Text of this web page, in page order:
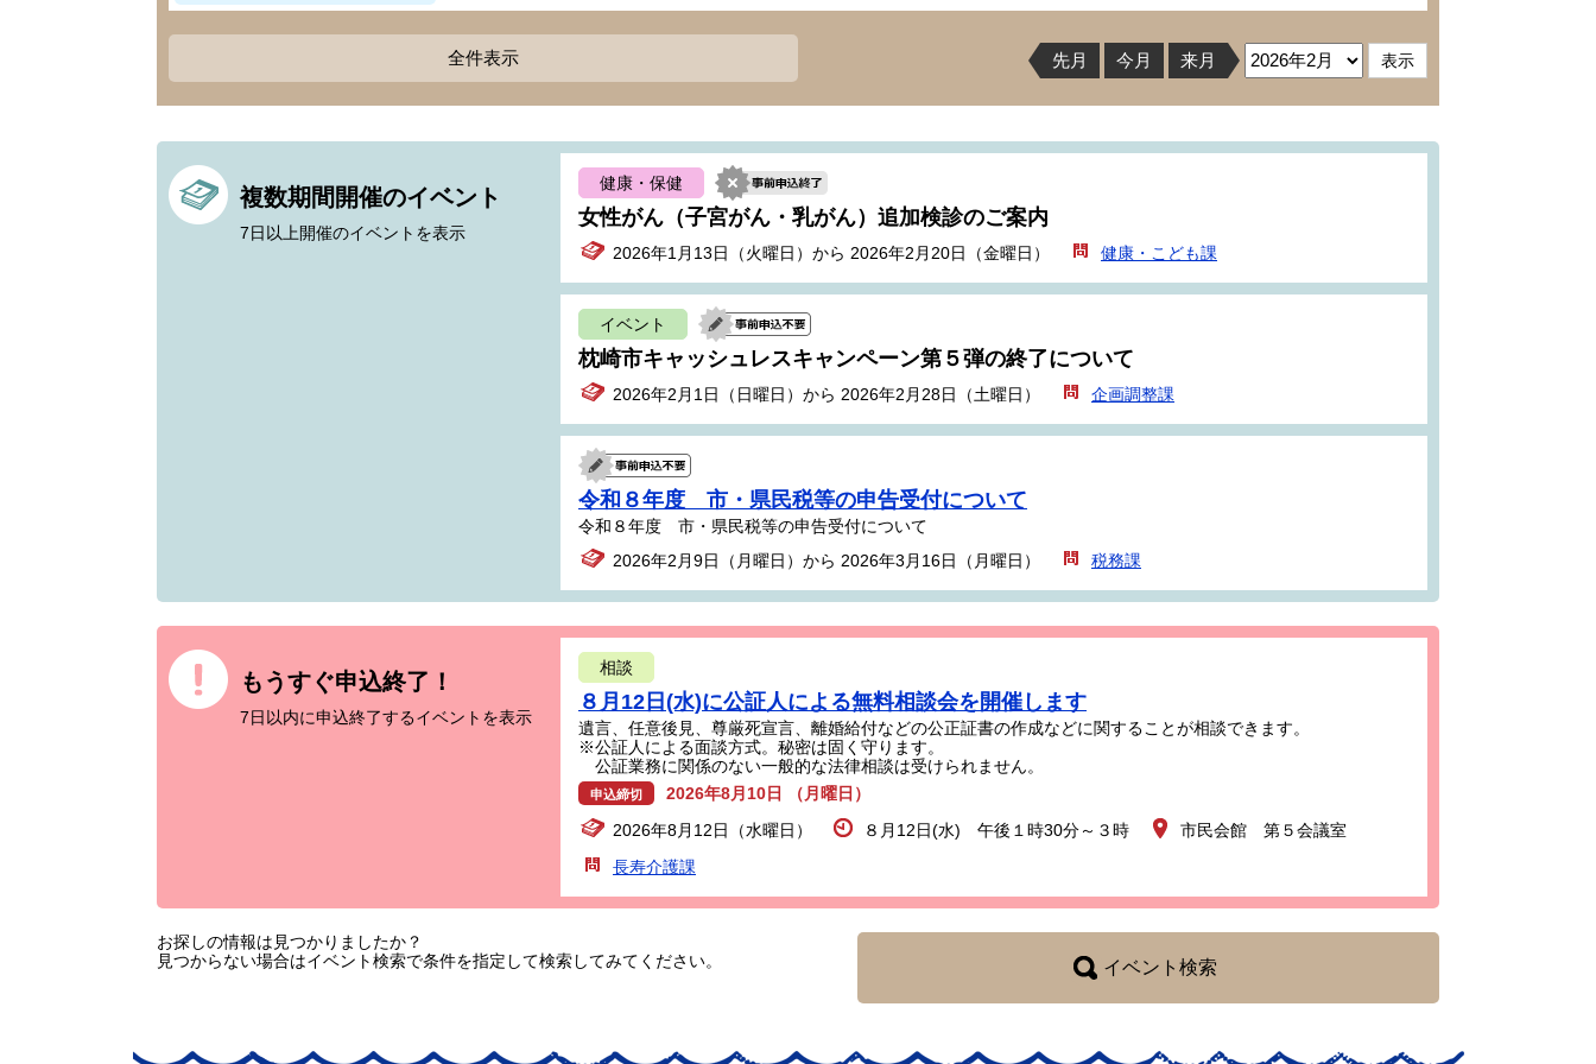
全件表示 先月 今月 来月
複数期間開催のイベント
7日以上開催のイベントを表示
健康・保健
女性がん（子宮がん・乳がん）追加検診のご案内
2026年1月13日（火曜日）から 2026年2月20日（金曜日） 健康・こども課
イベント
枕崎市キャッシュレスキャンペーン第５弾の終了について
2026年2月1日（日曜日）から 2026年2月28日（土曜日） 企画調整課
令和８年度 市・県民税等の申告受付について
令和８年度 市・県民税等の申告受付について
2026年2月9日（月曜日）から 2026年3月16日（月曜日）
税務課
もうすぐ申込終了！
7日以内に申込終了するイベントを表示
相談
８月12日(水)に公証人による無料相談会を開催します
遺言、任意後見、尊厳死宣言、離婚給付などの公正証書の作成などに関することが相談できます。
※公証人による面談方式。秘密は固く守ります。
公証業務に関係のない一般的な法律相談は受けられません。
申込締切
2026年8月10日 （月曜日）
2026年8月12日（水曜日）
８月12日(水) 午後１時30分～３時
市民会館 第５会議室
長寿介護課
お探しの情報は見つかりましたか？
見つからない場合はイベント検索で条件を指定して検索してみてください。
イベント検索